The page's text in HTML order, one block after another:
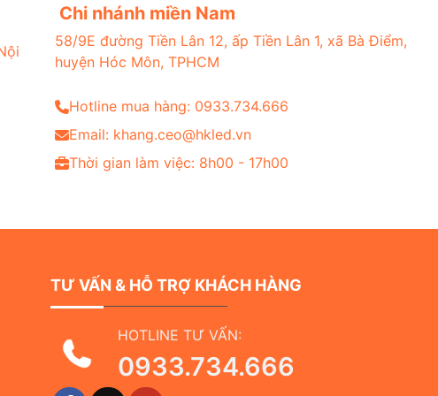
Chi nhánh miền Nam
58/9E đường Tiền Lân 12, ấp Tiền Lân 1, xã Bà Điểm,
huyện Hóc Môn, TPHCM
Hotline mua hàng: 0933.734.666
Email: khang.ceo@hkled.vn
Thời gian làm việc: 8h00 - 17h00
TƯ VẤN & HỖ TRỢ KHÁCH HÀNG
HOTLINE TƯ VẤN:
0933.734.666